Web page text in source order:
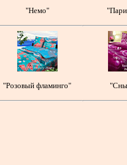
"Немо"
"Розовый фламинго"